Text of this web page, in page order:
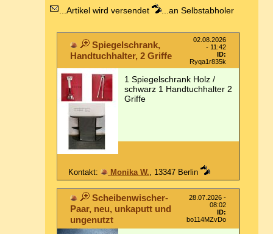
...Artikel wird versendet
...an Selbstabholer
Spiegelschrank,
Handtuchhalter, 2 Griffe
02.08.2026
- 11:42
ID:
Ryqa1r835k
1 Spiegelschrank Holz /
schwarz 1 Handtuchhalter 2
Griffe
Kontakt: Monika W., 13347 Berlin
Scheibenwischer-
Paar, neu, unkaputt und
ungenutzt
28.07.2026 -
08:02
ID:
bo114MZvDo